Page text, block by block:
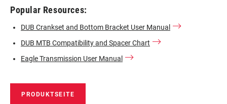
Popular Resources:
DUB Crankset and Bottom Bracket User Manual
DUB MTB Compatibility and Spacer Chart
Eagle Transmission User Manual
PRODUKTSEITE